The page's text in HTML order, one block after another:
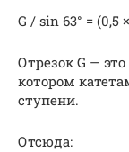
G / sin 63° = (0,5
Отрезок G —
котором
ступени.
Отсюда: